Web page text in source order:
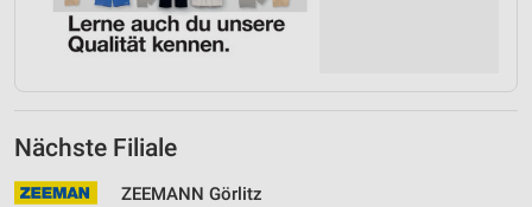
Nächste Filiale
ZEEMANN Görlitz